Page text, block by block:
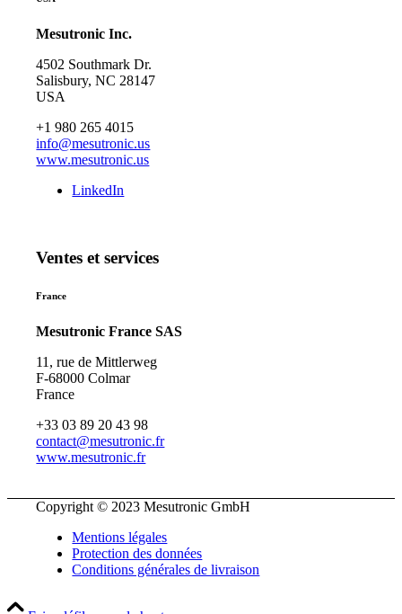
Mesutronic Inc.
4502 Southmark Dr.
Salisbury, NC 28147
USA
+1 980 265 4015
info@mesutronic.us
www.mesutronic.us
LinkedIn
Ventes et services
France
Mesutronic France SAS
11, rue de Mittlerweg
F-68000 Colmar
France
+33 03 89 20 43 98
contact@mesutronic.fr
www.mesutronic.fr
Copyright © 2023 Mesutronic GmbH
Mentions légales
Protection des données
Conditions générales de livraison